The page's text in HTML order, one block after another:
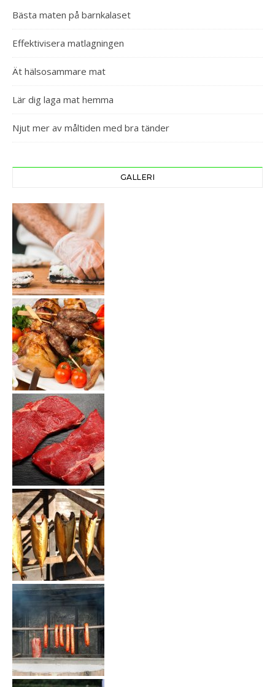
Bästa maten på barnkalaset
Effektivisera matlagningen
Ät hälsosammare mat
Lär dig laga mat hemma
Njut mer av måltiden med bra tänder
GALLERI